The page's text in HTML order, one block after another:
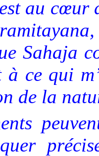
au cœur
Sahaja
ce qui
de la